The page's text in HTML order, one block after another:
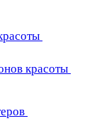
красоты